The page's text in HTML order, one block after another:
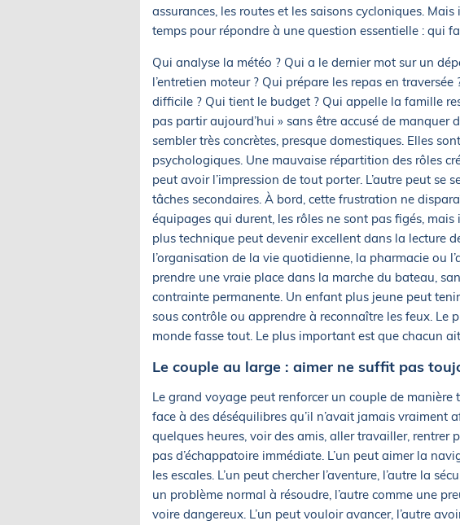
assurances, les routes et les saisons cycloniques.
temps pour répondre à une question essentielle : qui
Qui analyse la météo ? Qui a le dernier mot sur un
l’entretien moteur ? Qui prépare les repas en
difficile ? Qui tient le budget ? Qui appelle la famille
pas partir aujourd’hui » sans être accusé de manquer
sembler très concrètes, presque domestiques. Elles
psychologiques. Une mauvaise répartition des rôles
peut avoir l’impression de tout porter. L’autre peut se
tâches secondaires. À bord, cette frustration ne
équipages qui durent, les rôles ne sont pas figés, mais
plus technique peut devenir excellent dans la lecture
l’organisation de la vie quotidienne, la pharmacie ou
prendre une vraie place dans la marche du bateau,
contrainte permanente. Un enfant plus jeune peut
sous contrôle ou apprendre à reconnaître les feux. Le
monde fasse tout. Le plus important est que chacun
Le couple au large : aimer ne suffit pas
Le grand voyage peut renforcer un couple de manière
face à des déséquilibres qu’il n’avait jamais vraiment
quelques heures, voir des amis, aller travailler, rentrer
pas d’échappatoire immédiate. L’un peut aimer la
les escales. L’un peut chercher l’aventure, l’autre la
un problème normal à résoudre, l’autre comme une
voire dangereux. L’un peut vouloir avancer, l’autre